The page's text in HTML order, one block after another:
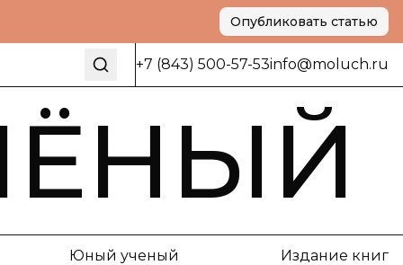
Опубликовать статью
+7 (843) 500-57-53info@moluch.ru
Юный ученый Издание книг